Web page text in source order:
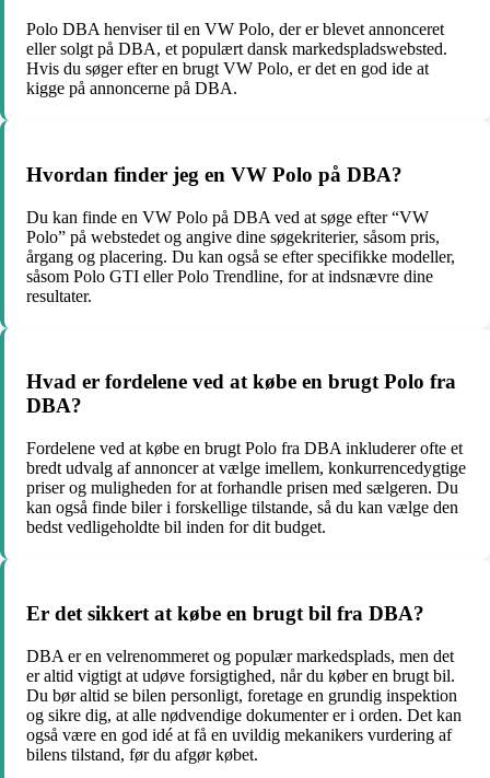
Polo DBA henviser til en VW Polo, der er blevet annonceret
eller solgt på DBA, et populært dansk markedspladswebsted.
Hvis du søger efter en brugt VW Polo, er det en god ide at
kigge på annoncerne på DBA.
Hvordan finder jeg en VW Polo på DBA?
Du kan finde en VW Polo på DBA ved at søge efter “VW
Polo” på webstedet og angive dine søgekriterier, såsom pris,
årgang og placering. Du kan også se efter specifikke modeller,
såsom Polo GTI eller Polo Trendline, for at indsnævre dine
resultater.
Hvad er fordelene ved at købe en brugt Polo fra
DBA?
Fordelene ved at købe en brugt Polo fra DBA inkluderer ofte et
bredt udvalg af annoncer at vælge imellem, konkurrencedygtige
priser og muligheden for at forhandle prisen med sælgeren. Du
kan også finde biler i forskellige tilstande, så du kan vælge den
bedst vedligeholdte bil inden for dit budget.
Er det sikkert at købe en brugt bil fra DBA?
DBA er en velrenommeret og populær markedsplads, men det
er altid vigtigt at udøve forsigtighed, når du køber en brugt bil.
Du bør altid se bilen personligt, foretage en grundig inspektion
og sikre dig, at alle nødvendige dokumenter er i orden. Det kan
også være en god idé at få en uvildig mekanikers vurdering af
bilens tilstand, før du afgør købet.